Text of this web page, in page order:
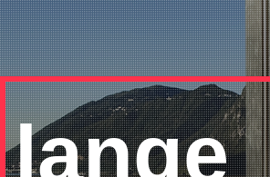
lange